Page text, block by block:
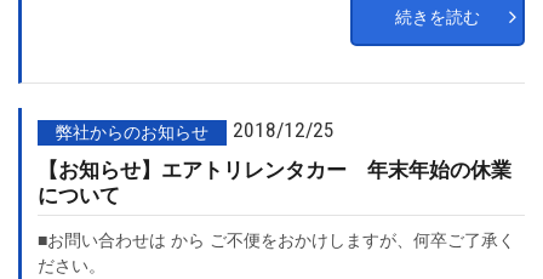
続きを読む
弊社からのお知らせ 2018/12/25
【お知らせ】エアトリレンタカー 年末年始の休業
について
■お問い合わせは から ご不便をおかけしますが、何卒ご了承く
ださい。